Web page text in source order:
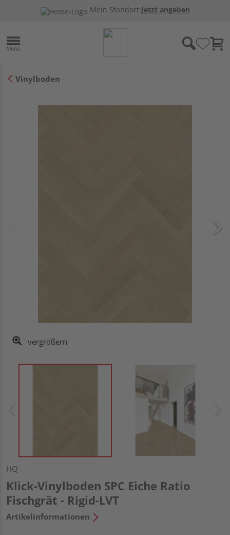
Mein Standort:Jetzt angeben
Vinylboden
vergrößern
HQ
Klick-Vinylboden SPC Eiche Ratio
Fischgrät - Rigid-LVT
Artikelinformationen